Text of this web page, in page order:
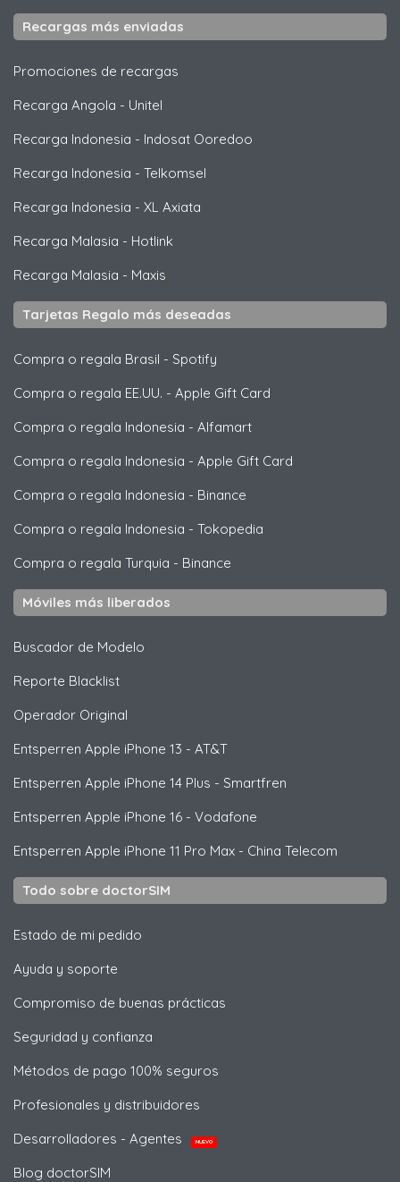
Recargas más enviadas
Promociones de recargas
Recarga Angola - Unitel
Recarga Indonesia - Indosat Ooredoo
Recarga Indonesia - Telkomsel
Recarga Indonesia - XL Axiata
Recarga Malasia - Hotlink
Recarga Malasia - Maxis
Tarjetas Regalo más deseadas
Compra o regala Brasil - Spotify
Compra o regala EE.UU. - Apple Gift Card
Compra o regala Indonesia - Alfamart
Compra o regala Indonesia - Apple Gift Card
Compra o regala Indonesia - Binance
Compra o regala Indonesia - Tokopedia
Compra o regala Turquia - Binance
Móviles más liberados
Buscador de Modelo
Reporte Blacklist
Operador Original
Entsperren Apple iPhone 13 - AT&T
Entsperren Apple iPhone 14 Plus - Smartfren
Entsperren Apple iPhone 16 - Vodafone
Entsperren Apple iPhone 11 Pro Max - China Telecom
Todo sobre doctorSIM
Estado de mi pedido
Ayuda y soporte
Compromiso de buenas prácticas
Seguridad y confianza
Métodos de pago 100% seguros
Profesionales y distribuidores
Desarrolladores - Agentes
NUEVO
Blog doctorSIM